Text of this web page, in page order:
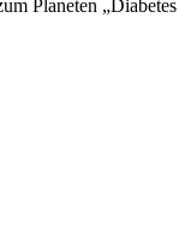
Planeten „Diabetes